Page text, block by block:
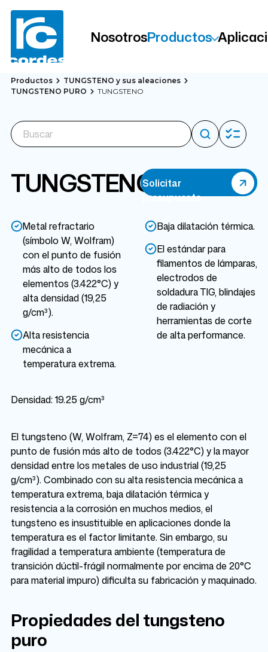
NosotrosProductos
Productos
TUNGSTENO y sus aleaciones
TUNGSTENO PURO
TUNGSTENO
TUNGSTENO
Metal refractario
(símbolo W, Wolfram)
con el punto de fusión
más alto de todos los
elementos (3.422°C) y
alta densidad (19,25
g/cm³).
Alta resistencia
mecánica a
temperatura extrema.
Baja dilatación térmica.
El estándar para
filamentos de lámparas,
electrodos de
soldadura TIG, blindajes
de radiación y
herramientas de corte
de alta performance.
Densidad: 19.25 g/cm³
Solicitar
presupuesto
El tungsteno (W, Wolfram, Z=74) es el elemento con el
punto de fusión más alto de todos (3.422°C) y la mayor
densidad entre los metales de uso industrial (19,25
g/cm³). Combinado con su alta resistencia mecánica a
temperatura extrema, baja dilatación térmica y
resistencia a la corrosión en muchos medios, el
tungsteno es insustituible en aplicaciones donde la
temperatura es el factor limitante. Sin embargo, su
fragilidad a temperatura ambiente (temperatura de
transición dúctil-frágil normalmente por encima de 20°C
para material impuro) dificulta su fabricación y maquinado.
Propiedades del tungsteno
puro